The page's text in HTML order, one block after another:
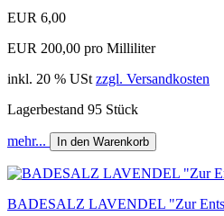
EUR 6,00
EUR 200,00 pro Milliliter
inkl. 20 % USt zzgl. Versandkosten
Lagerbestand 95 Stück
mehr... In den Warenkorb
BADESALZ LAVENDEL "Zur